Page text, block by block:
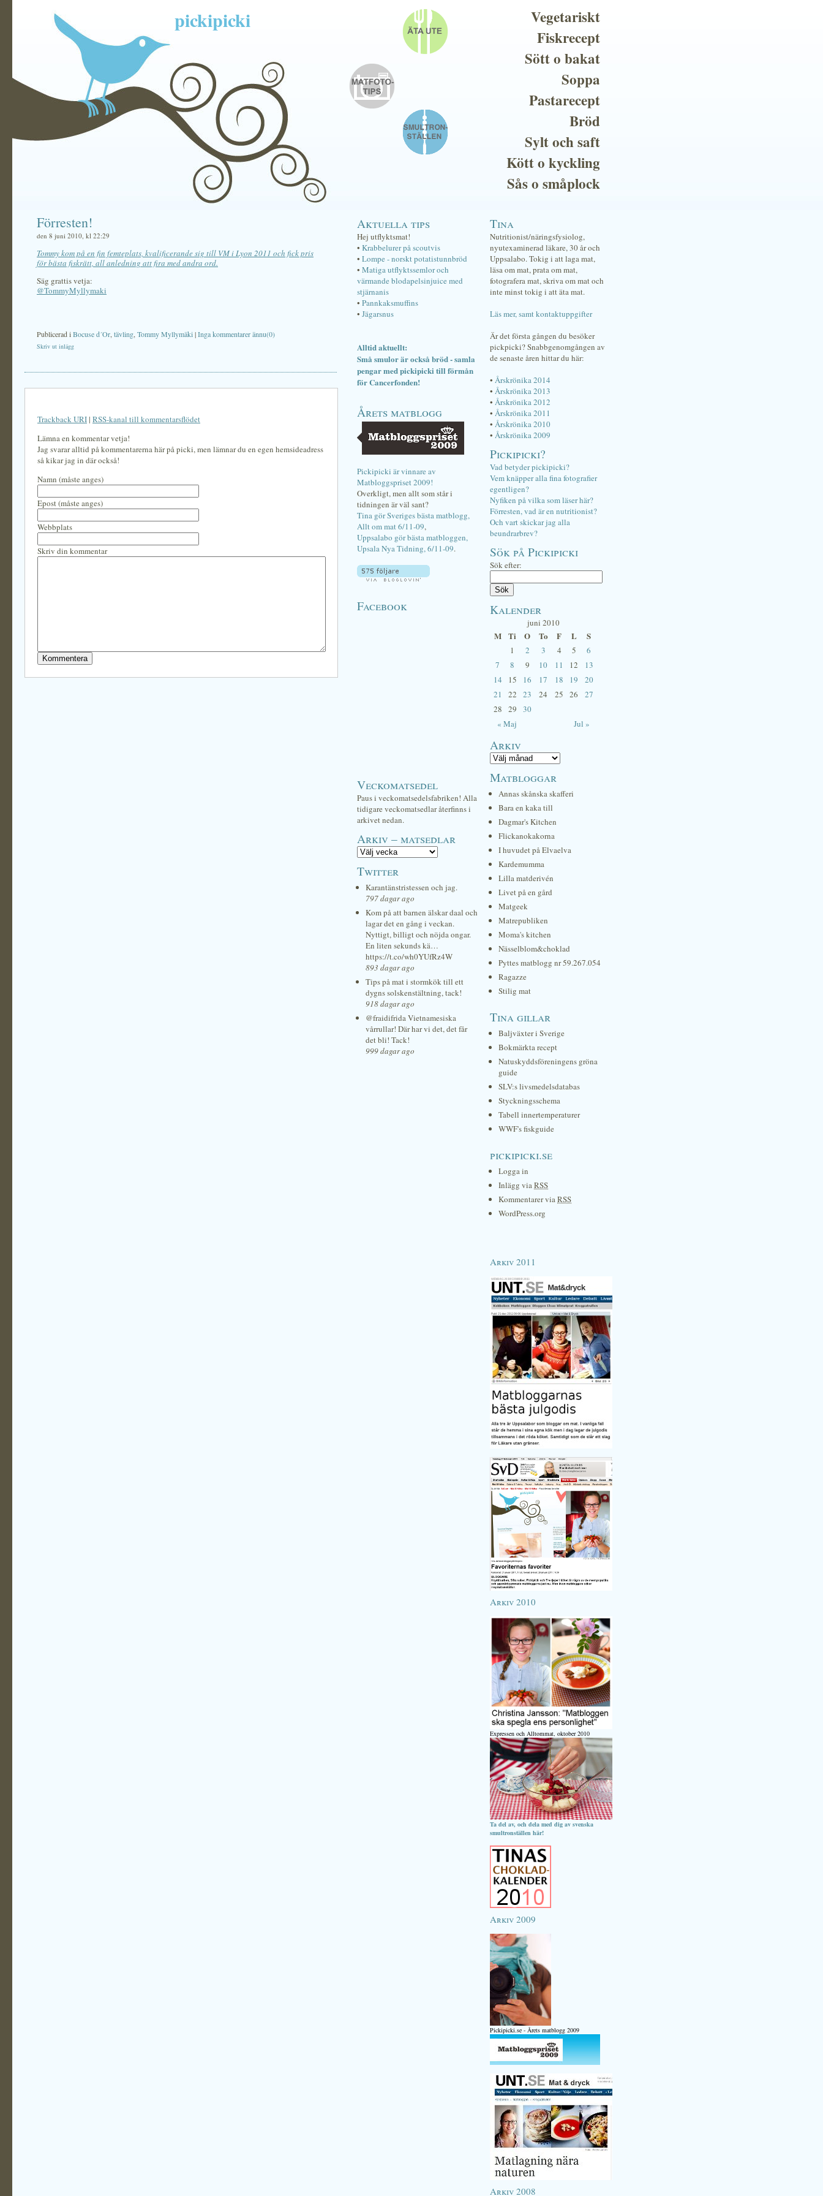
pickipicki
Vegetariskt
Fiskrecept
Sött o bakat
Soppa
Pastarecept
Bröd
Sylt och saft
Kött o kyckling
Sås o småplock
Förresten!
den 8 juni 2010, kl 22:29
Tommy kom på en fin femteplats, kvalificerande sig till VM i Lyon 2011 och fick pris
för bästa fiskrätt, all anledning att fira med andra ord.
Säg grattis vetja:
@TommyMyllymaki
Publicerad iBocuse d´Or tävling Tommy Myllymäki|Inga kommentarer ännu(0)
Skriv ut inlägg
Trackback URI| RSS-kanal till kommentarsflödet
Lämna en kommentar vetja!
Jag svarar alltid på kommentarerna här på picki, men lämnar du en egen hemsideadress
så kikar jag in där också!
Namn (måste anges)
Epost (måste anges)
Webbplats
Skriv din kommentar
Aktuella tips
Hej utflyktsmat!
• Krabbelurer på scoutvis
• Lompe - norskt potatistunnbröd
• Matiga utflyktssemlor och
värmande blodapelsinjuice med
stjärnanis
• Pannkaksmuffins
• Jägarsnus
Alltid aktuellt:
Små smulor är också bröd - samla
pengar med pickipicki till förmån
för Cancerfonden!
Årets matblogg
Pickipicki är vinnare av
Matbloggspriset 2009!
Overkligt, men allt som står i
tidningen är väl sant?
Tina gör Sveriges bästa matblogg,
Allt om mat 6/11-09,
Uppsalabo gör bästa matbloggen,
Upsala Nya Tidning, 6/11-09.
Facebook
Veckomatsedel
Paus i veckomatsedelsfabriken! Alla
tidigare veckomatsedlar återfinns i
arkivet nedan.
Arkiv – matsedlar
Twitter
Karantänstristessen och jag.
797 dagar ago
Kom på att barnen älskar daal och
lagar det en gång i veckan.
Nyttigt, billigt och nöjda ongar.
En liten sekunds kä…
https://t.co/wh0YUfRz4W
893 dagar ago
Tips på mat i stormkök till ett
dygns solskenstältning, tack!
918 dagar ago
@fraidifrida Vietnamesiska
vårrullar! Där har vi det, det får
det bli! Tack!
999 dagar ago
Tina
Nutritionist/näringsfysiolog,
nyutexaminerad läkare, 30 år och
Uppsalabo. Tokig i att laga mat,
läsa om mat, prata om mat,
fotografera mat, skriva om mat och
inte minst tokig i att äta mat.
Läs mer, samt kontaktuppgifter
Är det första gången du besöker
pickpicki? Snabbgenomgången av
de senaste åren hittar du här:
• Årskrönika 2014
• Årskrönika 2013
• Årskrönika 2012
• Årskrönika 2011
• Årskrönika 2010
• Årskrönika 2009
Pickipicki?
Vad betyder pickipicki?
Vem knäpper alla fina fotografier
egentligen?
Nyfiken på vilka som läser här?
Förresten, vad är en nutritionist?
Och vart skickar jag alla
beundrarbrev?
Sök på Pickipicki
Sök efter:
Kalender
juni 2010
M Ti O To F L S
« Maj Jul »
1 2 3 4 5
6
7
8 9 10 11 12
13
14
15 16 17 18 19
20
21
22 23 24 25 26
27
28
29 30
Arkiv
Matbloggar
Annas skånska skafferi
Bara en kaka till
Dagmar's Kitchen
Flickanokakorna
I huvudet på Elvaelva
Kardemumma
Lilla matderivén
Livet på en gård
Matgeek
Matrepubliken
Moma's kitchen
Nässelblom&choklad
Pyttes matblogg nr 59.267.054
Ragazze
Stilig mat
Tina gillar
Baljväxter i Sverige
Bokmärkta recept
Natuskyddsföreningens gröna
guide
SLV:s livsmedelsdatabas
Styckningsschema
Tabell innertemperaturer
WWF's fiskguide
pickipicki.se
Logga in
Inlägg viaRSS
Kommentarer viaRSS
WordPress.org
Arkiv 2011
Arkiv 2010
Expressen och Alltommat, oktober 2010
Ta del av, och dela med dig av svenska
smultronställen här!
Arkiv 2009
Pickipicki.se - Årets matblogg 2009
Arkiv 2008